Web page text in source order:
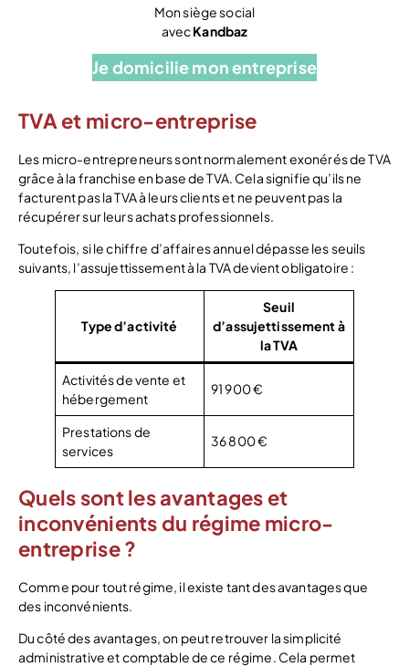
Mon siège social
avecKandbaz
Je domicilie mon entreprise
TVA et micro-entreprise
Les micro-entrepreneurs sont normalement exonérés de TVA
grâce à la franchise en base de TVA. Cela signifie qu’ils ne
facturent pas la TVA à leurs clients et ne peuvent pas la
récupérer sur leurs achats professionnels.
Toutefois, si le chiffre d’affaires annuel dépasse les seuils
suivants, l’assujettissement à la TVA devient obligatoire :
Type d’activité
Seuil
d’assujettissement à
la TVA
Activités de vente et
hébergement
91 900 €
Prestations de
services
36 800 €
Quels sont les avantages et
inconvénients du régime micro-
entreprise ?
Comme pour tout régime, il existe tant des avantages que
des inconvénients.
Du côté des avantages, on peut retrouver la simplicité
administrative et comptable de ce régime. Cela permet